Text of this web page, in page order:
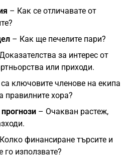
– Как се отличавате от
– Как ще печелите пари?
за интерес от
или приходи.
ключовите членове на екипа
правилните хора?
– Очакван растеж,
финансиране търсите и
го използвате?